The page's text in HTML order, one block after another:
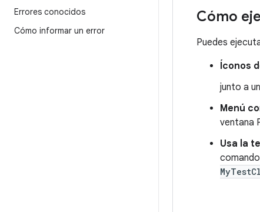
Errores conocidos
Cómo informar un error
Cómo
Puedes
Íconos
junto a
Menú
ventana
Usa la